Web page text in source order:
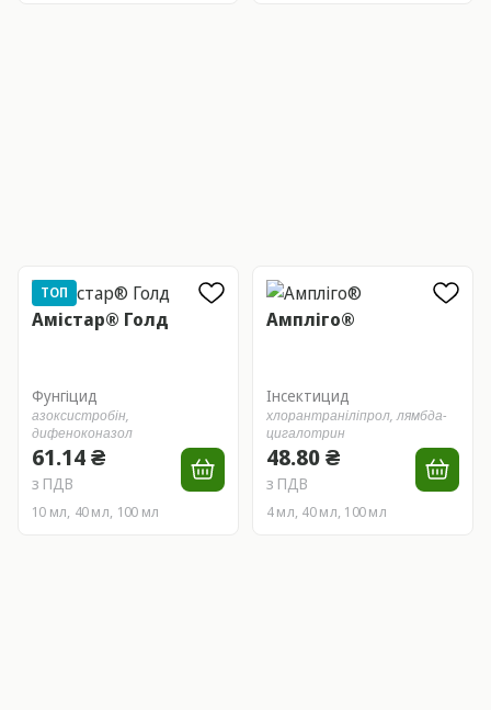
ТОП
Амістар® Голд
Фунгіцид
азоксистробін,
дифеноконазол
61.14 ₴
з ПДВ
10 мл, 40 мл, 100 мл
Ампліго®
Інсектицид
хлорантраніліпрол,лямбда-
цигалотрин
48.80 ₴
з ПДВ
4 мл, 40 мл, 100 мл